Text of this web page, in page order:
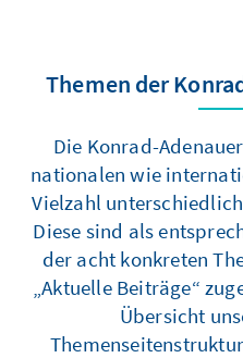
Themen der
Die Konrad-
nationalen wie
Vielzahl
Diese sind als
der acht konkreten
„Aktuelle Beiträge“
Übersicht